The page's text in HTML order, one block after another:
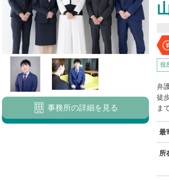
役
弁
徒
ま
最
所
事務所の詳細を見る